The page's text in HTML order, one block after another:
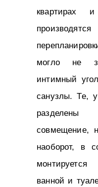
квартирах
могло не
интимный
санузлы. Те,
совмещение,
наоборот, в
ванной и